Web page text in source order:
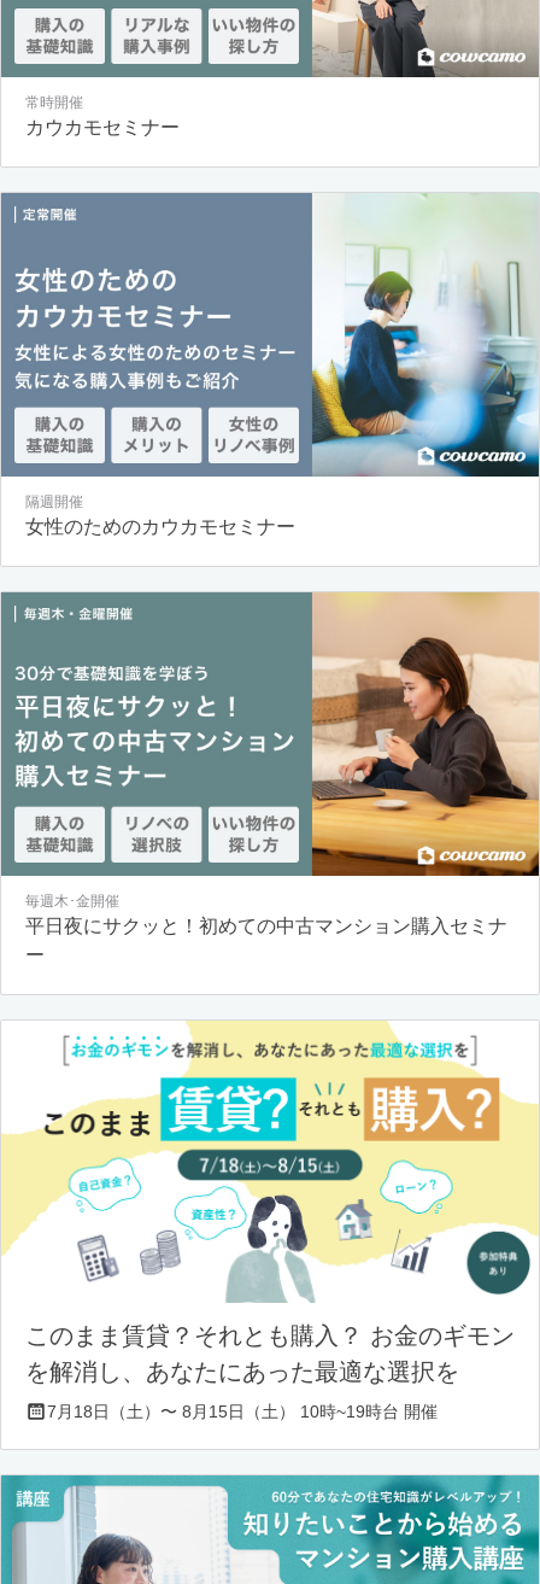
常時開催
カウカモセミナー
隔週開催
女性のためのカウカモセミナー
毎週木･金開催
平日夜にサクッと！初めての中古マンション購入セミナ
ー
このまま賃貸？それとも購入？ お金のギモン
を解消し、あなたにあった最適な選択を
7月18日（土）〜 8月15日（土） 10時~19時台 開催